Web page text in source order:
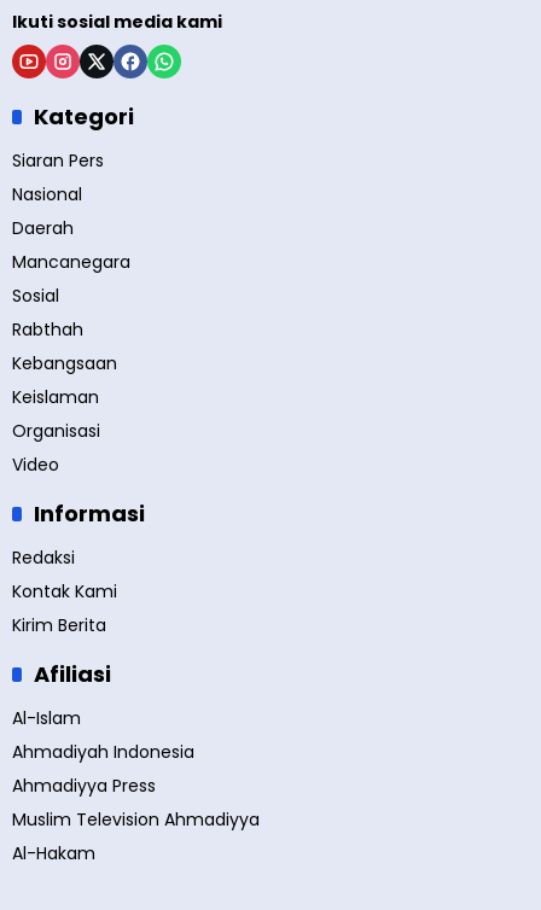
Ikuti sosial media kami
Kategori
Siaran Pers
Nasional
Daerah
Mancanegara
Sosial
Rabthah
Kebangsaan
Keislaman
Organisasi
Video
Informasi
Redaksi
Kontak Kami
Kirim Berita
Afiliasi
Al-Islam
Ahmadiyah Indonesia
Ahmadiyya Press
Muslim Television Ahmadiyya
Al-Hakam